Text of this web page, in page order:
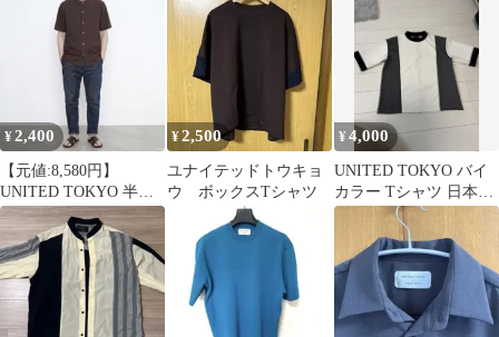
¥2,400
【元値:8,580円】
UNITED TOKYO 半袖
シャツ ストライプ
¥2,500
ユナイテッドトウキョ
ウ ボックスTシャツ
¥4,000
UNITED TOKYO バイ
カラー Tシャツ 日本製
1